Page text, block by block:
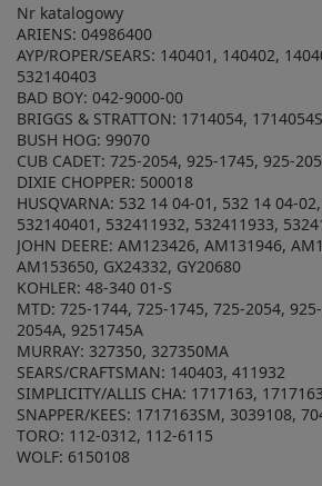
Nr katalogowy
ARIENS: 04986400
AYP/ROPER/SEARS: 140401, 140402,
532140403
BAD BOY: 042-9000-00
BRIGGS & STRATTON: 1714054,
BUSH HOG: 99070
CUB CADET: 725-2054, 925-1745, 925-
DIXIE CHOPPER: 500018
HUSQVARNA: 532 14 04-01, 532 14 04-
532140401, 532411932, 532411933,
JOHN DEERE: AM123426, AM131946,
AM153650, GX24332, GY20680
KOHLER: 48-340 01-S
MTD: 725-1744, 725-1745, 725-2054,
2054A, 9251745A
MURRAY: 327350, 327350MA
SEARS/CRAFTSMAN: 140403, 411932
SIMPLICITY/ALLIS CHA: 1717163,
SNAPPER/KEES: 1717163SM, 3039108,
TORO: 112-0312, 112-6115
WOLF: 6150108